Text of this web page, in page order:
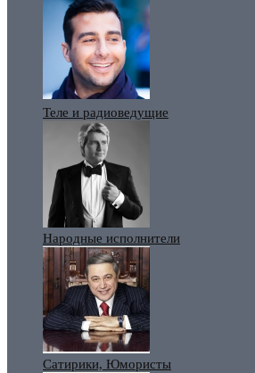
Теле и радиоведущие
Народные исполнители
Сатирики, Юмористы